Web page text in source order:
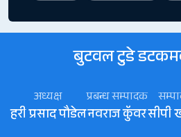
बुटवल टुडे
अध्यक्ष
हरी प्रसाद पौडेल
प्रबन्ध सम्पादक
नवराज कॅुवरसीपी